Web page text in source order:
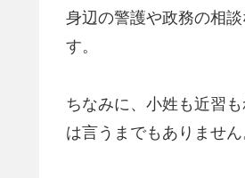
身辺の警護や政務の相
す。
ちなみに、小姓も近習
は言うまでもありません